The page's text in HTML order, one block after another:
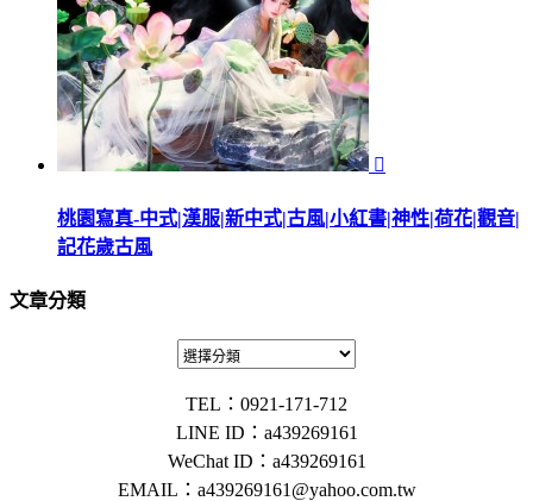

桃園寫真-中式|漢服|新中式|古風|小紅書|神性|荷花|觀音|
記花歲古風
文章分類
TEL：0921-171-712
LINE ID：a439269161
WeChat ID：a439269161
EMAIL： a439269161@yahoo.com.tw